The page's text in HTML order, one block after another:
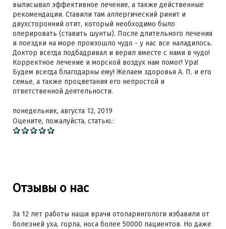
выписывал эффективное лечение, а также действенные
рекомендации. Ставили там аллергический ринит и
двухсторонний отит, который необходимо было
оперировать (ставить шунты). После длительного лечения
и поездки на море произошло чудо - у нас все наладилось.
Доктор всегда подбадривал и верил вместе с нами в чудо!
Корректное лечение и морской воздух нам помог! Ура!
Будем всегда благодарны ему! Желаем здоровья А. П. и его
семье, а также процветания его непростой и
ответственной деятельности.
понедельник, августа 12, 2019
Оцените, пожалуйста, статью.:
Отзывы о нас
За 12 лет работы наши врачи отоларингологи избавили от
болезней уха, горла, носа более 50000 пациентов. Но даже